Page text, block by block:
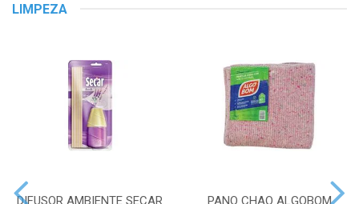
LIMPEZA
DIFUSOR AMBIENTE SECAR PANO CHAO ALGOBOM